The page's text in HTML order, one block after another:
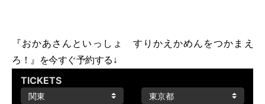
『おかあさんといっしょ すりかえかめんをつかまえ
ろ！』を今すぐ予約する↓